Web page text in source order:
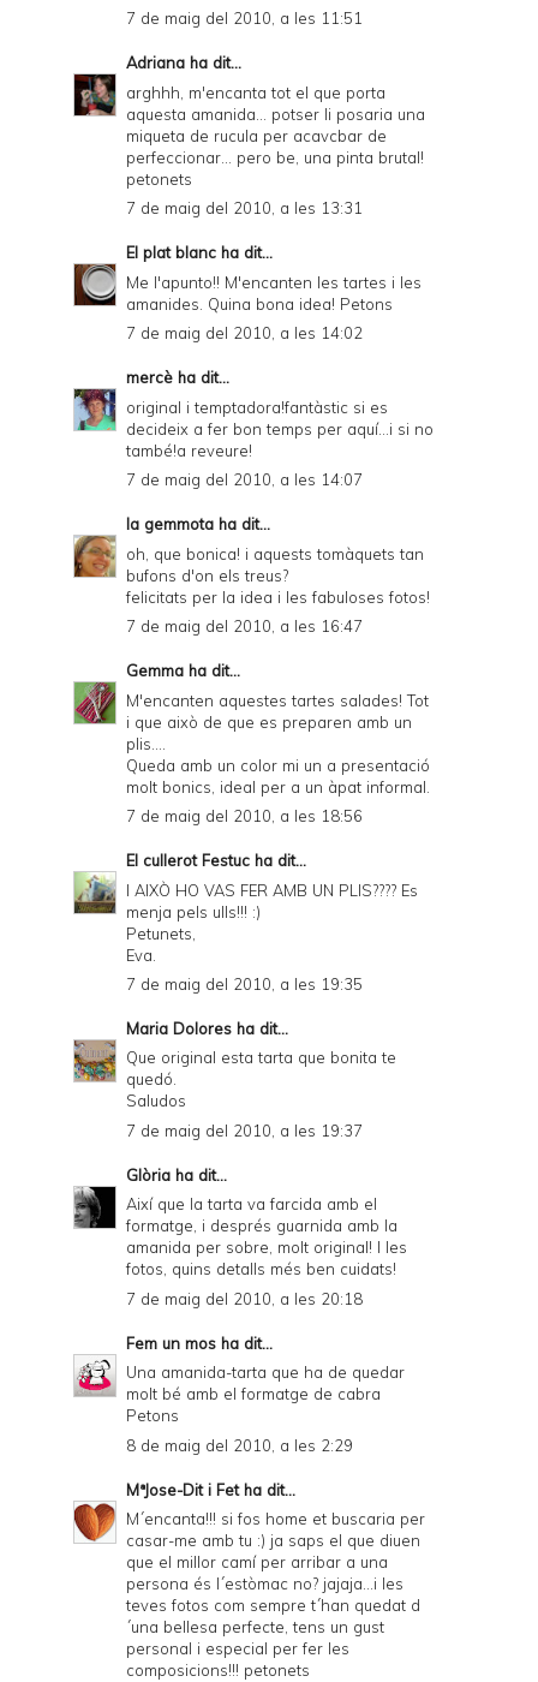
7 de maig del 2010, a les 11:51
Adriana ha dit...
arghhh, m'encanta tot el que porta
aquesta amanida... potser li posaria una
miqueta de rucula per acavcbar de
perfeccionar... pero be, una pinta brutal!
petonets
7 de maig del 2010, a les 13:31
El plat blanc ha dit...
Me l'apunto!! M'encanten les tartes i les
amanides. Quina bona idea! Petons
7 de maig del 2010, a les 14:02
mercè ha dit...
original i temptadora!fantàstic si es
decideix a fer bon temps per aquí...i si no
també!a reveure!
7 de maig del 2010, a les 14:07
la gemmota ha dit...
oh, que bonica! i aquests tomàquets tan
bufons d'on els treus?
felicitats per la idea i les fabuloses fotos!
7 de maig del 2010, a les 16:47
Gemma ha dit...
M'encanten aquestes tartes salades! Tot
i que això de que es preparen amb un
plis....
Queda amb un color mi un a presentació
molt bonics, ideal per a un àpat informal.
7 de maig del 2010, a les 18:56
El cullerot Festuc ha dit...
I AIXÒ HO VAS FER AMB UN PLIS???? Es
menja pels ulls!!! :)
Petunets,
Eva.
7 de maig del 2010, a les 19:35
Maria Dolores ha dit...
Que original esta tarta que bonita te
quedó.
Saludos
7 de maig del 2010, a les 19:37
Glòria ha dit...
Així que la tarta va farcida amb el
formatge, i després guarnida amb la
amanida per sobre, molt original! I les
fotos, quins detalls més ben cuidats!
7 de maig del 2010, a les 20:18
Fem un mos ha dit...
Una amanida-tarta que ha de quedar
molt bé amb el formatge de cabra
Petons
8 de maig del 2010, a les 2:29
MªJose-Dit i Fetha dit...
M´encanta!!! si fos home et buscaria per
casar-me amb tu :) ja saps el que diuen
que el millor camí per arribar a una
persona és l´estòmac no? jajaja...i les
teves fotos com sempre t´han quedat d
´una bellesa perfecte, tens un gust
personal i especial per fer les
composicions!!! petonets